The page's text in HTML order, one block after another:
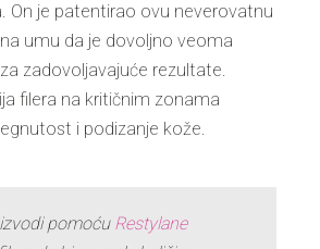
On je patentirao ovu neverovatnu
umu da je dovoljno veoma
zadovoljavajuće rezultate.
filera na kritičnim zonama
i podizanje kože.
pomoću Restylane